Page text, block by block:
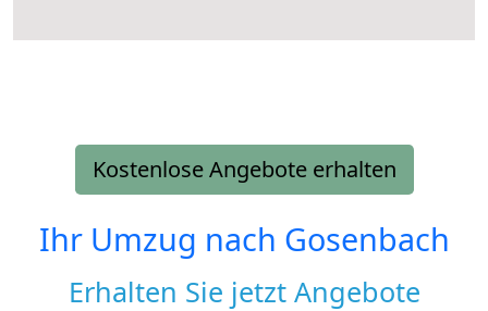
Kostenlose Angebote erhalten
Ihr Umzug nach Gosenbach
Erhalten Sie jetzt Angebote